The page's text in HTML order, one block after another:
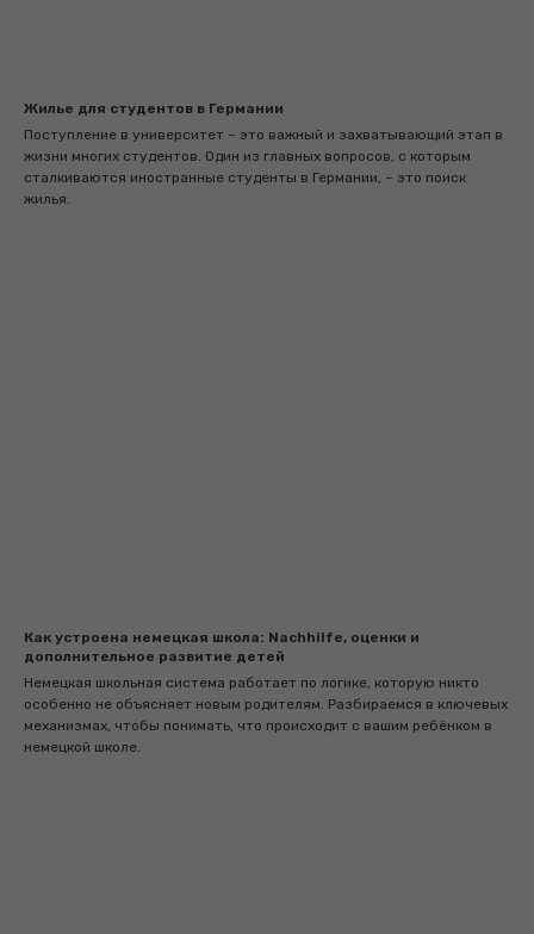
Жилье для студентов в Германии
Поступление в университет – это важный и захватывающий этап в
жизни многих студентов. Один из главных вопросов, с которым
сталкиваются иностранные студенты в Германии, – это поиск
жилья.
Как устроена немецкая школа: Nachhilfe, оценки и
дополнительное развитие детей
Немецкая школьная система работает по логике, которую никто
особенно не объясняет новым родителям. Разбираемся в ключевых
механизмах, чтобы понимать, что происходит с вашим ребёнком в
немецкой школе.